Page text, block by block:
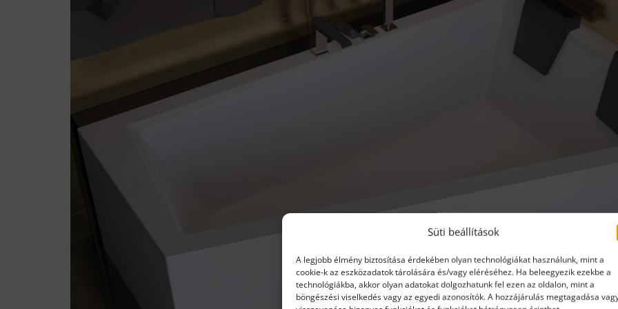
Süti beállítások
A legjobb élmény biztosítása érdekében olyan technológiákat használunk, mint a
cookie-k az eszközadatok tárolására és/vagy eléréséhez. Ha beleegyezik ezekbe a
technológiákba, akkor olyan adatokat dolgozhatunk fel ezen az oldalon, mint a
böngészési viselkedés vagy az egyedi azonosítók. A hozzájárulás megtagadása